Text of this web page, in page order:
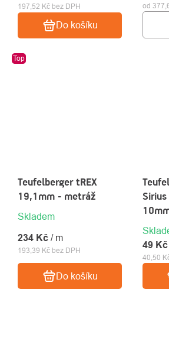
197,52 Kč bez DPH
Do košíku
od
Top
Teufelberger tREX
19,1mm - metráž
Skladem
193,39 Kč bez DPH
234 Kč / m
Do košíku
Sirius
40,50
49 Kč